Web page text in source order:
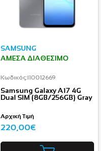
SAMSUNG
ΆΜΕΣΑ ΔΙΑΘΈΣΙΜΟ
Κωδικός:I10012669
Samsung Galaxy A17 4G
Dual SIM (8GB/256GB) Gray
Αρχική Τιμή
220,00€